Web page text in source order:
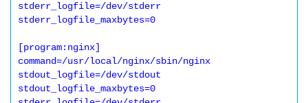
stderr_logfile=/dev/stderr
stderr_logfile_maxbytes=0
[program:nginx]
command=/usr/local/nginx/sbin/nginx
stdout_logfile=/dev/stdout
stdout_logfile_maxbytes=0